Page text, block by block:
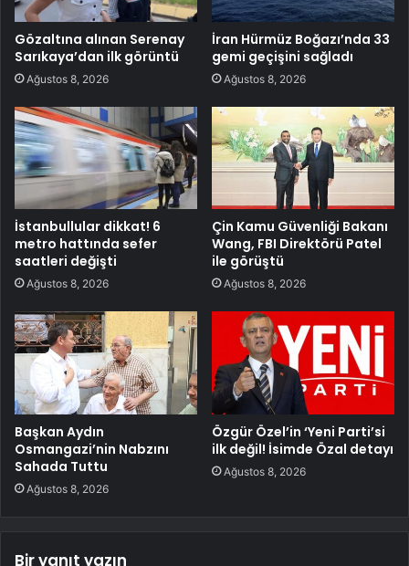
Gözaltına alınan Serenay
Sarıkaya’dan ilk görüntü
Ağustos 8, 2026
İran Hürmüz Boğazı’nda 33
gemi geçişini sağladı
Ağustos 8, 2026
İstanbullular dikkat! 6
metro hattında sefer
saatleri değişti
Ağustos 8, 2026
Çin Kamu Güvenliği Bakanı
Wang, FBI Direktörü Patel
ile görüştü
Ağustos 8, 2026
Başkan Aydın
Osmangazi’nin Nabzını
Sahada Tuttu
Ağustos 8, 2026
Özgür Özel’in ‘Yeni Parti’si
ilk değil! İsimde Özal detayı
Ağustos 8, 2026
Bir yanıt yazın